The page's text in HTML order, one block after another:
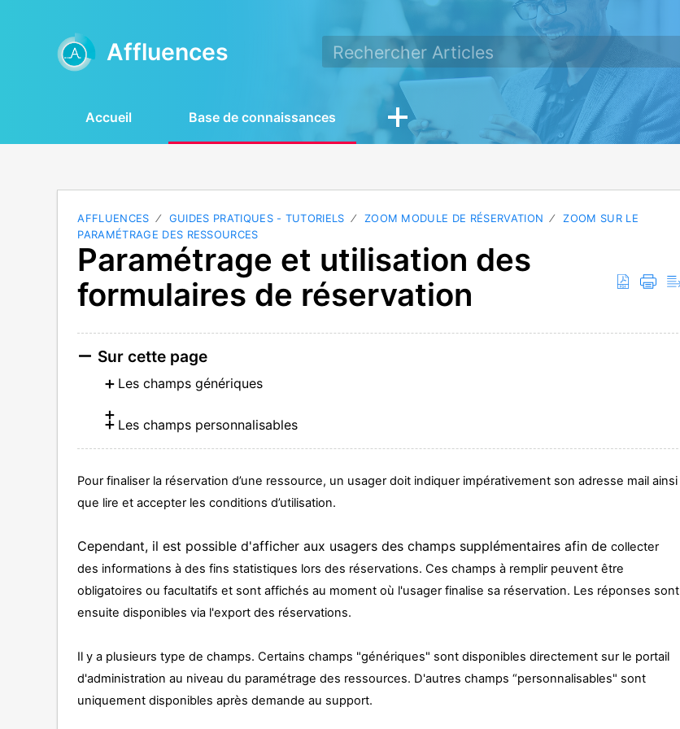
Affluences
Accueil Base de connaissances
AFFLUENCES GUIDES PRATIQUES - TUTORIELS ZOOM MODULE DE RÉSERVATION
ZOOM SUR LE
PARAMÉTRAGE DES RESSOURCES
Paramétrage et utilisation des
formulaires de réservation
Sur cette page
Les champs génériques
Les champs personnalisables
Pour finaliser la réservation d’une ressource, un usager doit indiquer impérativement son adresse mail ainsi
que lire et accepter les conditions d’utilisation.
Cependant, il est possible d'afficher aux usagers des champs supplémentaires afin decollecter
des informations à des fins statistiques lors des réservations. Ces champs à remplir peuvent être
obligatoires ou facultatifs et sont affichés au moment où l'usager finalise sa réservation. Les réponses sont
ensuite disponibles via l'export des réservations.
Il y a plusieurs type de champs. Certains champs "génériques" sont disponibles directement sur le portail
d'administration au niveau du paramétrage des ressources. D'autres champs “personnalisables" sont
uniquement disponibles après demande au support.